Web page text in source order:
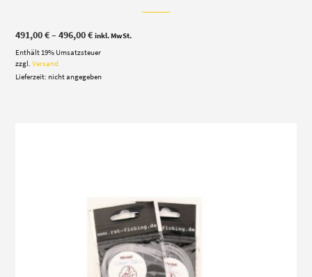
491,00€–496,00€Preisspanne:
bis
inkl. MwSt.
Enthält 19% Umsatzsteuer
zzgl.Versand
Lieferzeit: nicht angegeben